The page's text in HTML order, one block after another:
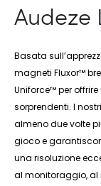
Audeze
Basata
magneti Fluxor™
Uniforce™ per
sorprendenti. I
almeno due volte
gioco e
una risoluzione
al monitoraggio, al